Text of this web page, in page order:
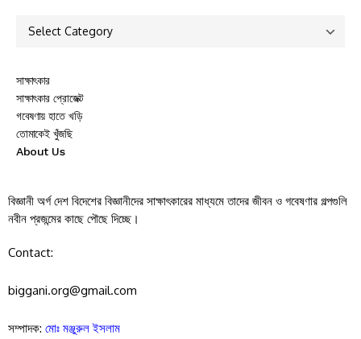
সাক্ষাৎকার
সাক্ষাৎকার প্রোজেক্ট
গবেষণায় হাতে খড়ি
তোমাকেই খুঁজছি
About Us
বিজ্ঞানী অর্গ দেশ বিদেশের বিজ্ঞানীদের সাক্ষাৎকারের মাধ্যমে তাদের জীবন ও গবেষণার গল্পগুলি
নবীন প্রজন্মের কাছে পৌছে দিচ্ছে।
Contact:
biggani.org@gmail.com
সম্পাদক: মোঃ মঞ্জুরুল ইসলাম